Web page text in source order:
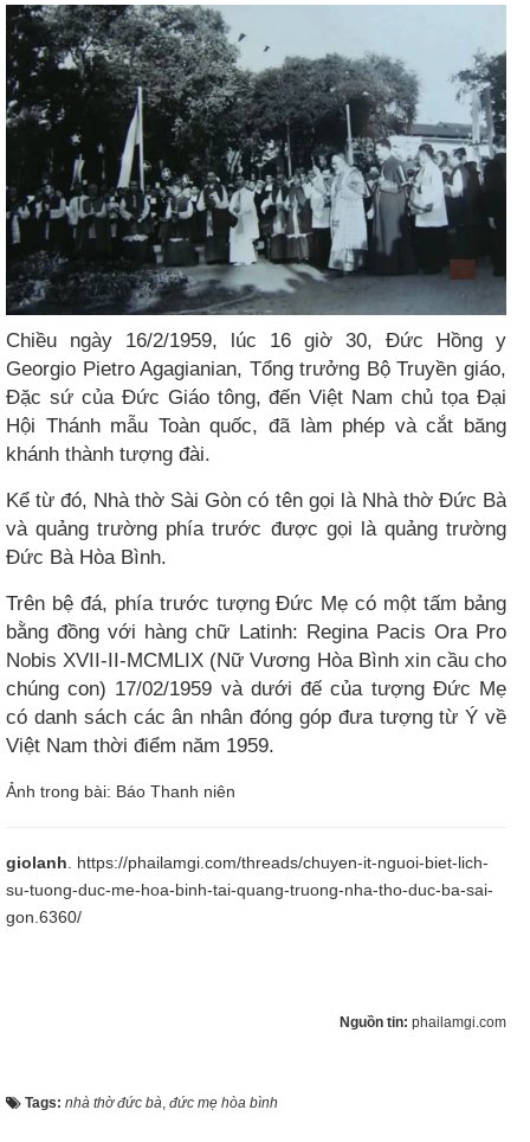
Chiều ngày 16/2/1959, lúc 16 giờ 30, Đức Hồng y
Georgio Pietro Agagianian, Tổng trưởng Bộ Truyền giáo,
Đặc sứ của Đức Giáo tông, đến Việt Nam chủ tọa Đại
Hội Thánh mẫu Toàn quốc, đã làm phép và cắt băng
khánh thành tượng đài.
Kể từ đó, Nhà thờ Sài Gòn có tên gọi là Nhà thờ Đức Bà
và quảng trường phía trước được gọi là quảng trường
Đức Bà Hòa Bình.
Trên bệ đá, phía trước tượng Đức Mẹ có một tấm bảng
bằng đồng với hàng chữ Latinh: Regina Pacis Ora Pro
Nobis XVII-II-MCMLIX (Nữ Vương Hòa Bình xin cầu cho
chúng con) 17/02/1959 và dưới đế của tượng Đức Mẹ
có danh sách các ân nhân đóng góp đưa tượng từ Ý về
Việt Nam thời điểm năm 1959.​
Ảnh trong bài: Báo Thanh niên
giolanh
https://phailamgi.com/threads/chuyen-it-nguoi-biet-lich-
su-tuong-duc-me-hoa-binh-tai-quang-truong-nha-tho-duc-ba-sai-
gon.6360/
Nguồn tin: phailamgi.com
Tags: nhà thờ đức bà, đức mẹ hòa bình